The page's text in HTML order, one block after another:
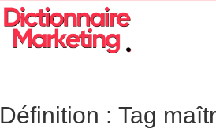
Définition : Tag